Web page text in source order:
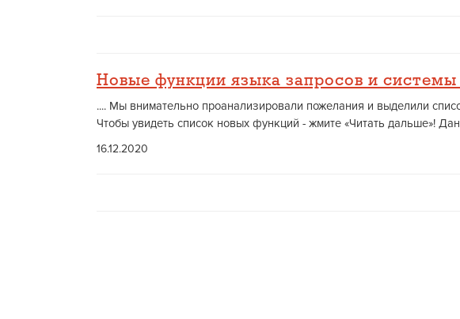
Новые функции языка запросов и
.... Мы внимательно проанализировали пожелания и выделили
Чтобы увидеть список новых функций - жмите «Читать дальше»!
16.12.2020